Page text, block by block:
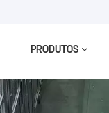
PRODUTOS